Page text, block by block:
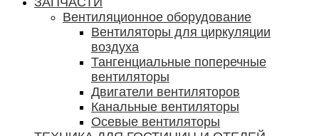
Вентиляционное оборудование
Вентиляторы для циркуляции
воздуха
Тангенциальные поперечные
вентиляторы
Двигатели вентиляторов
Канальные вентиляторы
Осевые вентиляторы